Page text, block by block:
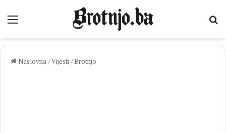
Izbornik
Naslovna/Vijesti/ Brotnjo